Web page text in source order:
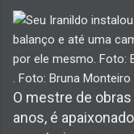
. Foto: Bruna
O mestre de
anos, é